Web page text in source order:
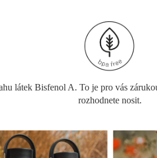
látek Bisfenol A. To je pro vás
rozhodnete nosit.